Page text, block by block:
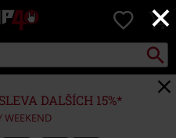
×
EMP
Hudba,
filmy
&
seriály,
Merch
0
DALŠÍCH 15%*
WEEKEND